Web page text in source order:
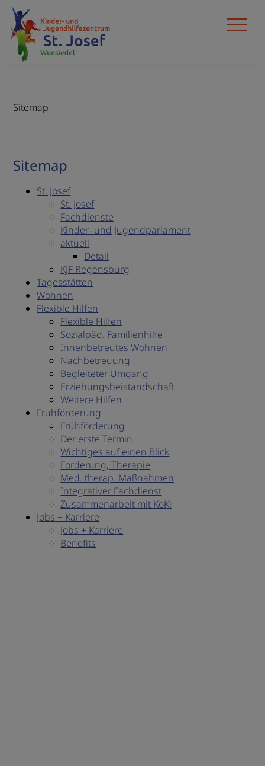
Navigation
Sitemap
Sitemap
St. Josef
St. Josef
Fachdienste
Kinder- und Jugendparlament
aktuell
Detail
KJF Regensburg
Tagesstätten
Wohnen
Flexible Hilfen
Flexible Hilfen
Sozialpäd. Familienhilfe
Innenbetreutes Wohnen
Nachbetreuung
Begleiteter Umgang
Erziehungsbeistandschaft
Weitere Hilfen
Frühförderung
Frühförderung
Der erste Termin
Wichtiges auf einen Blick
Förderung, Therapie
Med. therap. Maßnahmen
Integrativer Fachdienst
Zusammenarbeit mit KoKi
Jobs + Karriere
Jobs + Karriere
Benefits